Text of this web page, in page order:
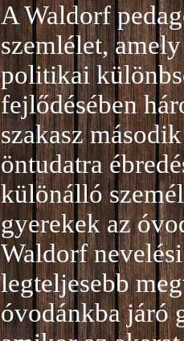
A Waldorf
szemlélet,
politikai
fejlődésében
szakasz
öntudatra
különálló
gyerekek az
Waldorf
legteljesebb
óvodánkba járó